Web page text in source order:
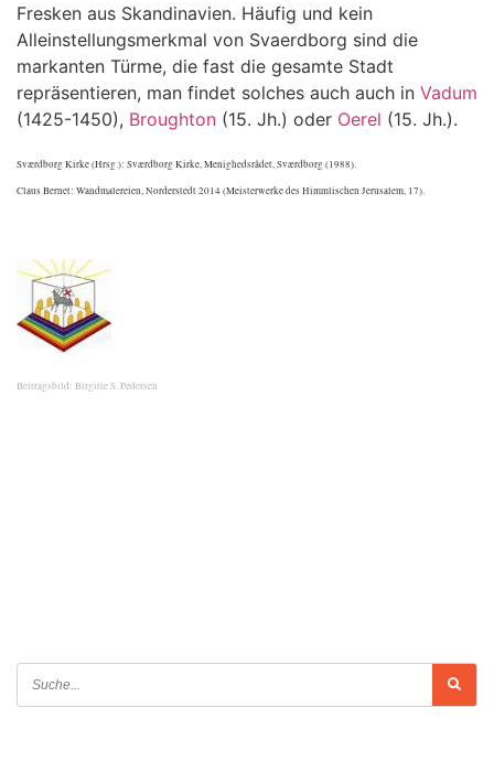
Fresken aus Skandinavien. Häufig und kein
Alleinstellungsmerkmal von Svaerdborg sind die
markanten Türme, die fast die gesamte Stadt
repräsentieren, man findet solches auch auch in Vadum
(1425-1450), Broughton (15. Jh.) oder Oerel (15. Jh.).
Sværdborg Kirke (Hrsg.): Sværdborg Kirke, Menighedsrådet, Sværdborg (1988).
Claus Bernet: Wandmalereien, Norderstedt 2014 (Meisterwerke des Himmlischen Jerusalem, 17).
Beitragsbild: Birgitte S. Pedersen